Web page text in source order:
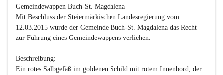
Gemeindewappen Buch-St. Magdalena
Mit Beschluss der Steiermärkischen Landesregierung vom
12.03.2015 wurde der Gemeinde Buch-St. Magdalena das Recht
zur Führung eines Gemeindewappens verliehen.
Beschreibung:
Ein rotes Salbgefäß im goldenen Schild mit rotem Innenbord, der